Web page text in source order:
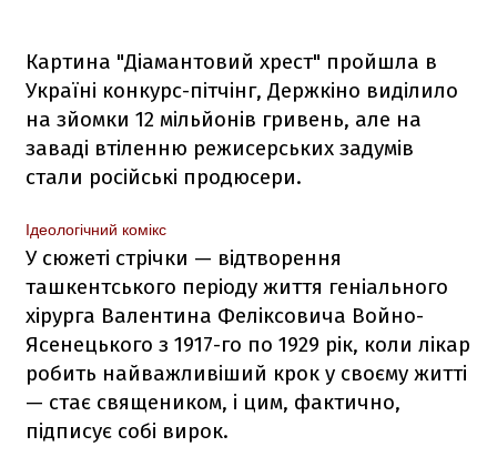
Картина "Діамантовий хрест" пройшла в
Україні конкурс-пітчінг, Держкіно виділило
на зйомки 12 мільйонів гривень, але на
заваді втіленню режисерських задумів
стали російські продюсери.
Ідеологічний комікс
У сюжеті стрічки — відтворення
ташкентського періоду життя геніального
хірурга Валентина Феліксовича Войно-
Ясенецького з 1917-го по 1929 рік, коли лікар
робить найважливіший крок у своєму житті
— стає священиком, і цим, фактично,
підписує собі вирок.